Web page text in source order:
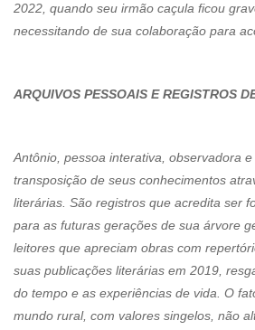
2022, quando seu irmão caçula ficou
necessitando de sua colaboração para
ARQUIVOS PESSOAIS E REGISTROS
Antônio, pessoa interativa, observadora
transposição de seus conhecimentos
literárias. São registros que acredita ser
para as futuras gerações de sua árvore
leitores que apreciam obras com
suas publicações literárias em 2019,
do tempo e as experiências de vida. O
mundo rural, com valores singelos, não